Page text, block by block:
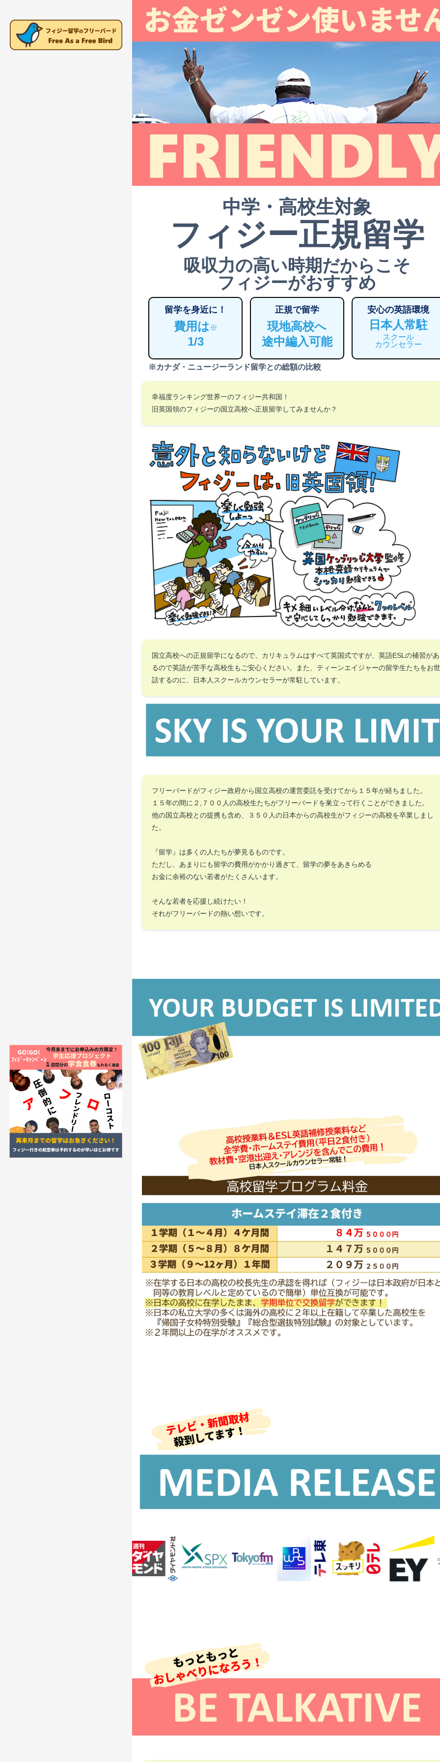
中学・高校生対象
フィジー正規留学
吸収力の高い時期だからこそ
フィジーがおすすめ
留学を身近に！
費用は※
1/3
正規で留学
現地高校へ
途中編入可能
安心の英語環境
日本人常駐
スクール
カウンセラー
※カナダ・ニュージーランド留学との総額の比較
幸福度ランキング世界一のフィジー共和国！
旧英国領のフィジーの国立高校へ正規留学してみませんか？
国立高校への正規留学になるので、カリキュラムはすべて英国式ですが、英語ESLの補習があ
るので英語が苦手な高校生もご安心ください。また、ティーンエイジャーの留学生たちをお世
話するのに、日本人スクールカウンセラーが常駐しています。
フリーバードがフィジー政府から国立高校の運営委託を受けてから１５年が経ちました。
１５年の間に２,７００人の高校生たちがフリーバードを巣立って行くことができました。
他の国立高校との提携も含め、３５０人の日本からの高校生がフィジーの高校を卒業しまし
た。
『留学』は多くの人たちが夢見るものです。
ただし、あまりにも留学の費用がかかり過ぎて、留学の夢をあきらめる
お金に余裕のない若者がたくさんいます。
そんな若者を応援し続けたい！
それがフリーバードの熱い想いです。